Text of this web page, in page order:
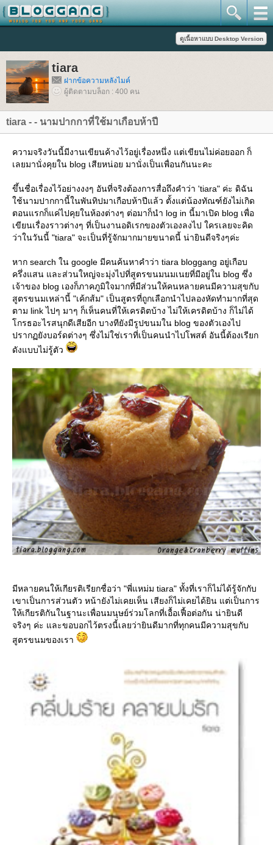
tiara
ฝากข้อความหลังไมค์
ผู้ติดตามบล็อก : 400 คน
tiara - - นามปากกาที่ใช้มาเกือบห้าปี
ความจริงวันนี้มีงานเขียนค้างไว้อยู่เรื่องหนึ่ง แต่เขียนไม่ค่อยออก ก็
เลยมานั่งคุยใน blog เสียหน่อย มานั่งเป็นเพื่อนกันนะคะ
ขึ้นชื่อเรื่องไว้อย่างงงๆ อันที่จริงต้องการสื่อถึงคำว่า 'tiara" ค่ะ ดิฉัน
ช้นามปากกานี้ในพันทิปมาเกือบห้าปีแล้ว ตั้งแต่น้องทัณฑ์ยังไม่เกิด
ตอนแรกก็แค่ไปคุยในห้องต่างๆ ต่อมาก็นำ log in นี้มาเปิด blog เพื่อ
เขียนเรื่องราวต่างๆ ที่เป็นงานอดิเรกของตัวเองลงไป ใครเลยจะคิด
ว่าในวันนี้ "tiara" จะเป็นที่รู้จักมากมายขนาดนี้ น่ายินดีจริงๆค่ะ
หาก search ใน google มีคนค้นหาคำว่า tiara bloggang อยู่เกือบ
ครึ่งแสน และส่วนใหญ่จะมุ่งไปที่สูตรขนมนมเนยที่มีอยู่ใน blog ซึ่ง
เจ้าของ blog เองก็ภาคภูมิใจมากที่มีส่วนให้คนหลายคนมีความสุขกับ
สูตรขนมเหล่านี้ "เค้กส้ม" เป็นสูตรที่ถูกเลือกนำไปลองหัดทำมากที่สุด
ตาม link ไปๆ มาๆ ก็เห็นคนที่ให้เครดิตบ้าง ไม่ให้เครดิตบ้าง ก็ไม่ได้
กรธอะไรสนุกดีเสียอีก บางทียังมีรูปขนมใน blog ของตัวเองไป
ปรากฏยังบอร์ดต่างๆ ซึ่งไม่ใช่เราที่เป็นคนนำไปโพสต์ อันนี้ต้องเรียก
ดังแบบไม่รู้ตัว
มีหลายคนให้เกียรติเรียกชื่อว่า "พี่แหม่ม tiara" ทั้งที่เราก็ไม่ได้รู้จักกับ
เขาเป็นการส่วนตัว หน้ายังไม่เคยเห็น เสียงก็ไม่เคยได้ยิน แต่เป็นการ
ห้เกียรติกันในฐานะเพื่อนมนุษย์ร่วมโลกที่เอื้อเฟื้อต่อกัน น่ายินดี
จริงๆ ค่ะ และขอบอกไว้ตรงนี้เลยว่ายินดีมากที่ทุกคนมีความสุขกับ
สูตรขนมของเรา